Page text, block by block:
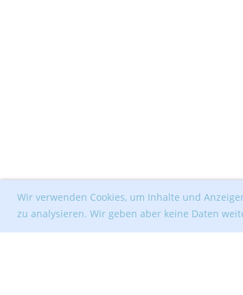
Wir verwenden Cookies, um Inhalte und
zu analysieren. Wir geben aber keine Daten